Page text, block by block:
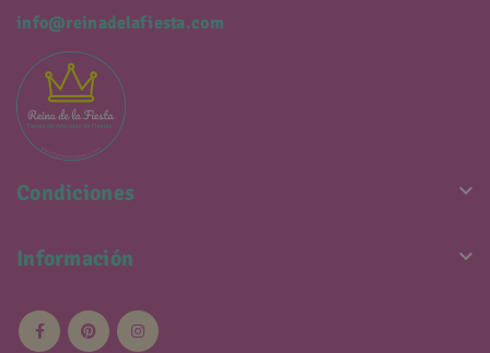
info@reinadelafiesta.com
Condiciones 
Información 